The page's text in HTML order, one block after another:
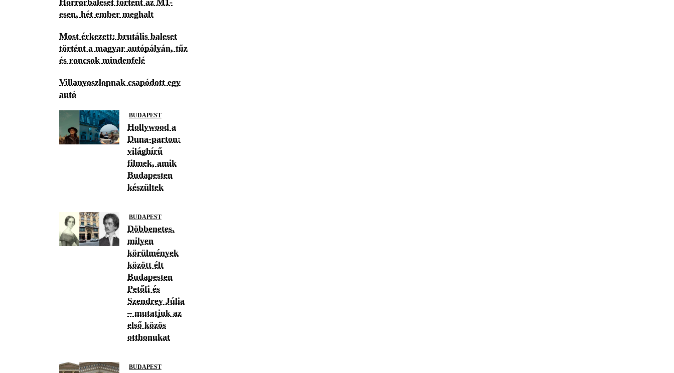
Horrorbaleset történt az M1-
esen, hét ember meghalt
Most érkezett: brutális baleset
történt a magyar autópályán, tűz
és roncsok mindenfelé
Villanyoszlopnak csapódott egy
autó
BUDAPEST
Hollywood a
Duna-parton:
világhírű
filmek, amik
Budapesten
készültek
BUDAPEST
Döbbenetes,
milyen
körülmények
között élt
Budapesten
Petőfi és
Szendrey Júlia
– mutatjuk az
első közös
otthonukat
BUDAPEST